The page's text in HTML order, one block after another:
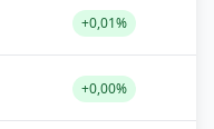
+0,01%
+0,00%